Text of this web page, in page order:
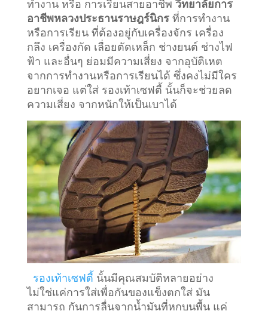
ทำงาน หรือ การเรียนสายอาชีพ วิทยาลัยการ
อาชีพหลวงประธานราษฎร์นิกรที่การทำงาน
หรือการเรียน ที่ต้องอยู่กับเครื่องจักร เครื่อง
กลึง เครื่องกัด เลื่อยตัดเหล็ก ช่างยนต์ ช่างไฟ
ฟ้า และอื่นๆ ย่อมมีความเสี่ยง จากอุบัติเหต
จากการทำงานหรือการเรียนได้ ซึ่งคงไม่มีใคร
อยากเจอ แต่ใส่ รองเท้าเซฟตี้ นั้นก็จะช่วยลด
ความเสี่ยง จากหนักให้เป็นเบาได้
รองเท้าเซฟตี้ นั้นมีคุณสมบัติหลายอย่าง
ไม่ใช่แค่การใส่เพื่อกันของแข็งตกใส่ มัน
สามารถ กันการลื่นจากน้ำมันที่หกบนพื้น แค่